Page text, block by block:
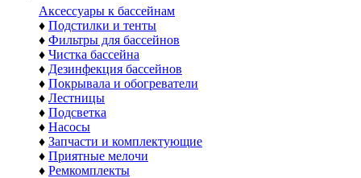
Аксессуары к бассейнам
♦ Подстилки и тенты
♦ Фильтры для бассейнов
♦ Чистка бассейна
♦ Дезинфекция бассейнов
♦ Покрывала и обогреватели
♦ Лестницы
♦ Подсветка
♦ Насосы
♦ Запчасти и комплектующие
♦ Приятные мелочи
♦ Ремкомплекты